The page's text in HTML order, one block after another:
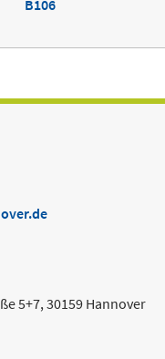
B106
5+7, 30159 Hannover